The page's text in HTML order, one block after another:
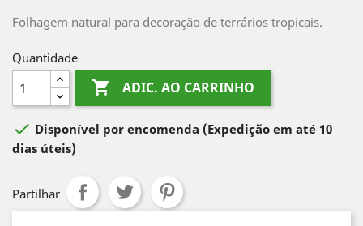
Folhagem natural para decoração de terrários tropicais.
Quantidade
 ADIC. AO CARRINHO
 Disponível por encomenda (Expedição em até 10
dias úteis)
Partilhar